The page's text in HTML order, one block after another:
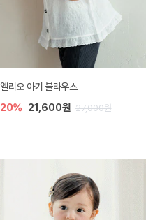
엘리오 아기 블라우스
20% 21,600원 27,000원